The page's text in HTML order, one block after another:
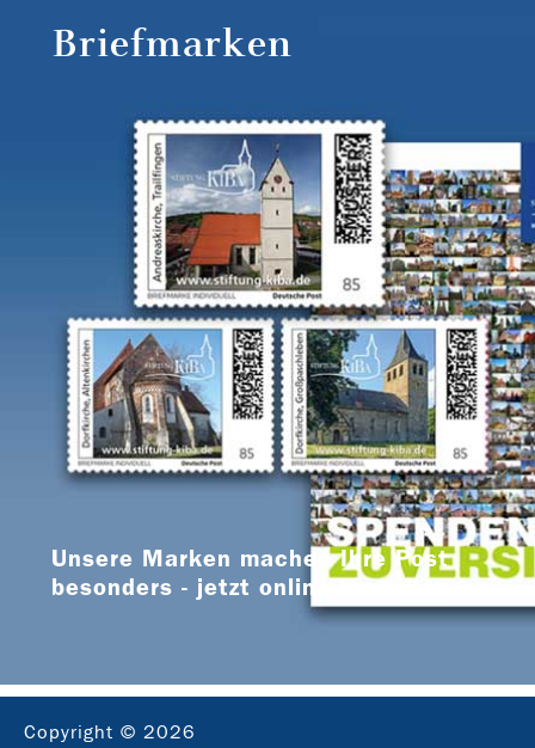
Briefmarken
Unsere Marken machen Ihre Post
besonders - jetzt online bestellen
Copyright © 2026